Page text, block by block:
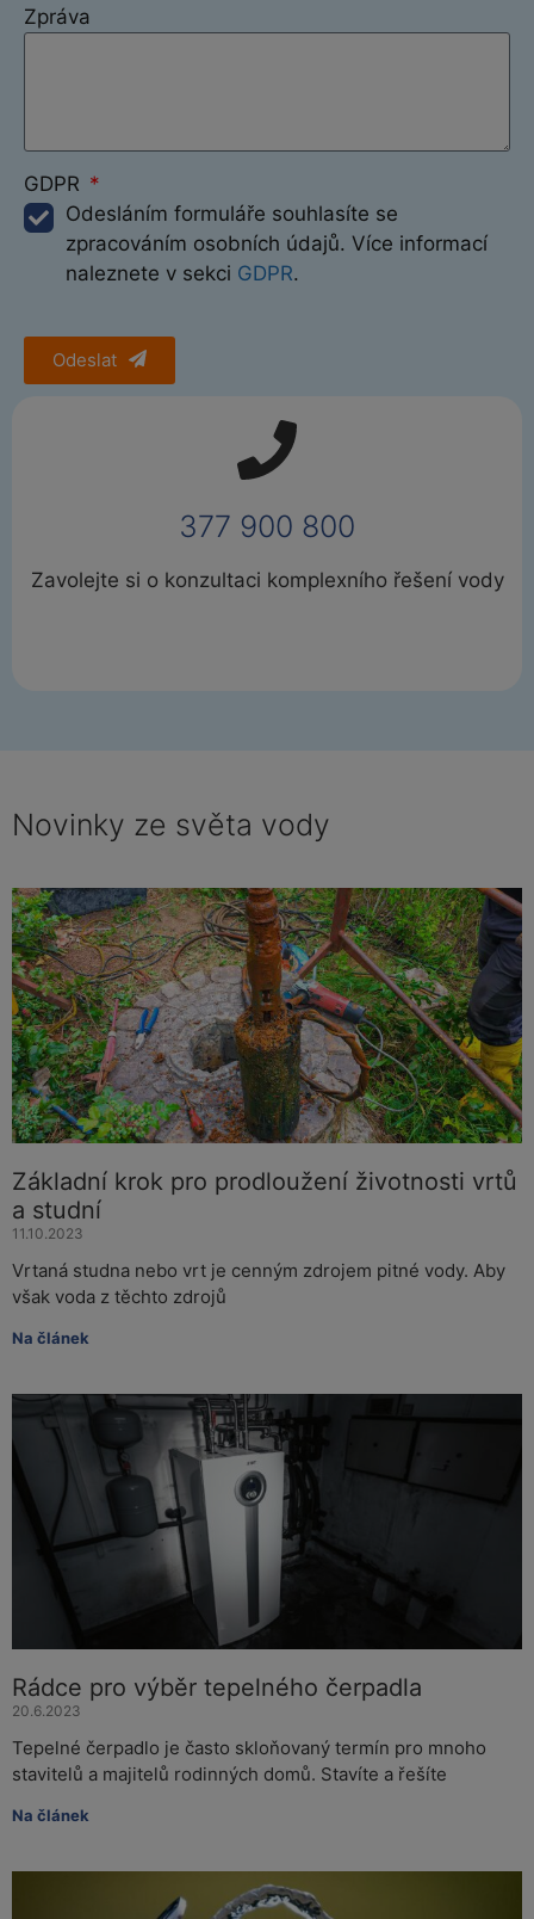
Zpráva
GDPR
Odesláním formuláře souhlasíte se
zpracováním osobních údajů. Více informací
naleznete v sekci GDPR.
Odeslat
377 900 800
Zavolejte si o konzultaci komplexního řešení vody
Novinky ze světa vody
Základní krok pro prodloužení životnosti vrtů
a studní
11.10.2023
Vrtaná studna nebo vrt je cenným zdrojem pitné vody. Aby
však voda z těchto zdrojů
Na článek
Rádce pro výběr tepelného čerpadla
20.6.2023
Tepelné čerpadlo je často skloňovaný termín pro mnoho
stavitelů a majitelů rodinných domů. Stavíte a řešíte
Na článek